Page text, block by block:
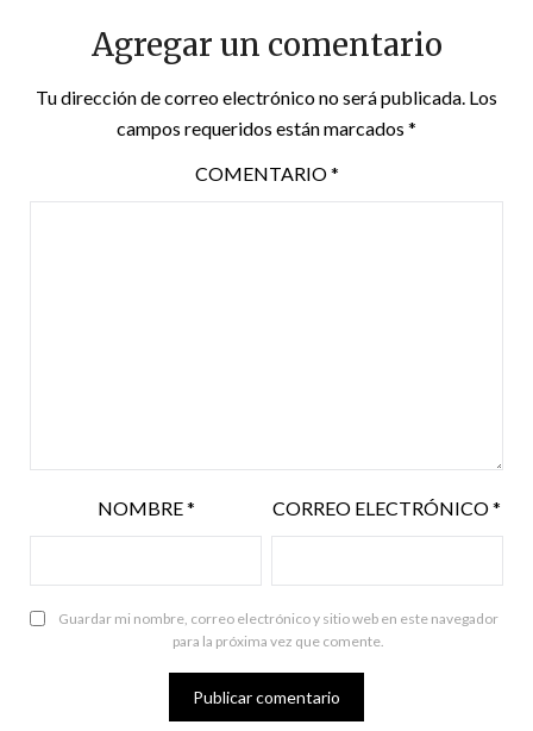
Agregar un comentario
Tu dirección de correo electrónico no será publicada. Los
campos requeridos están marcados *
COMENTARIO*
NOMBRE* CORREO ELECTRÓNICO*
Guardar mi nombre, correo electrónico y sitio web en este navegador
para la próxima vez que comente.